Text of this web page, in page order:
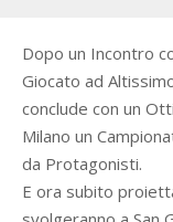
Dopo un Incontro
Giocato ad
conclude con un
Milano un
da Protagonisti.
E ora subito